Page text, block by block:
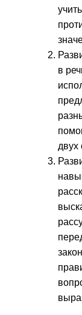
в
двух